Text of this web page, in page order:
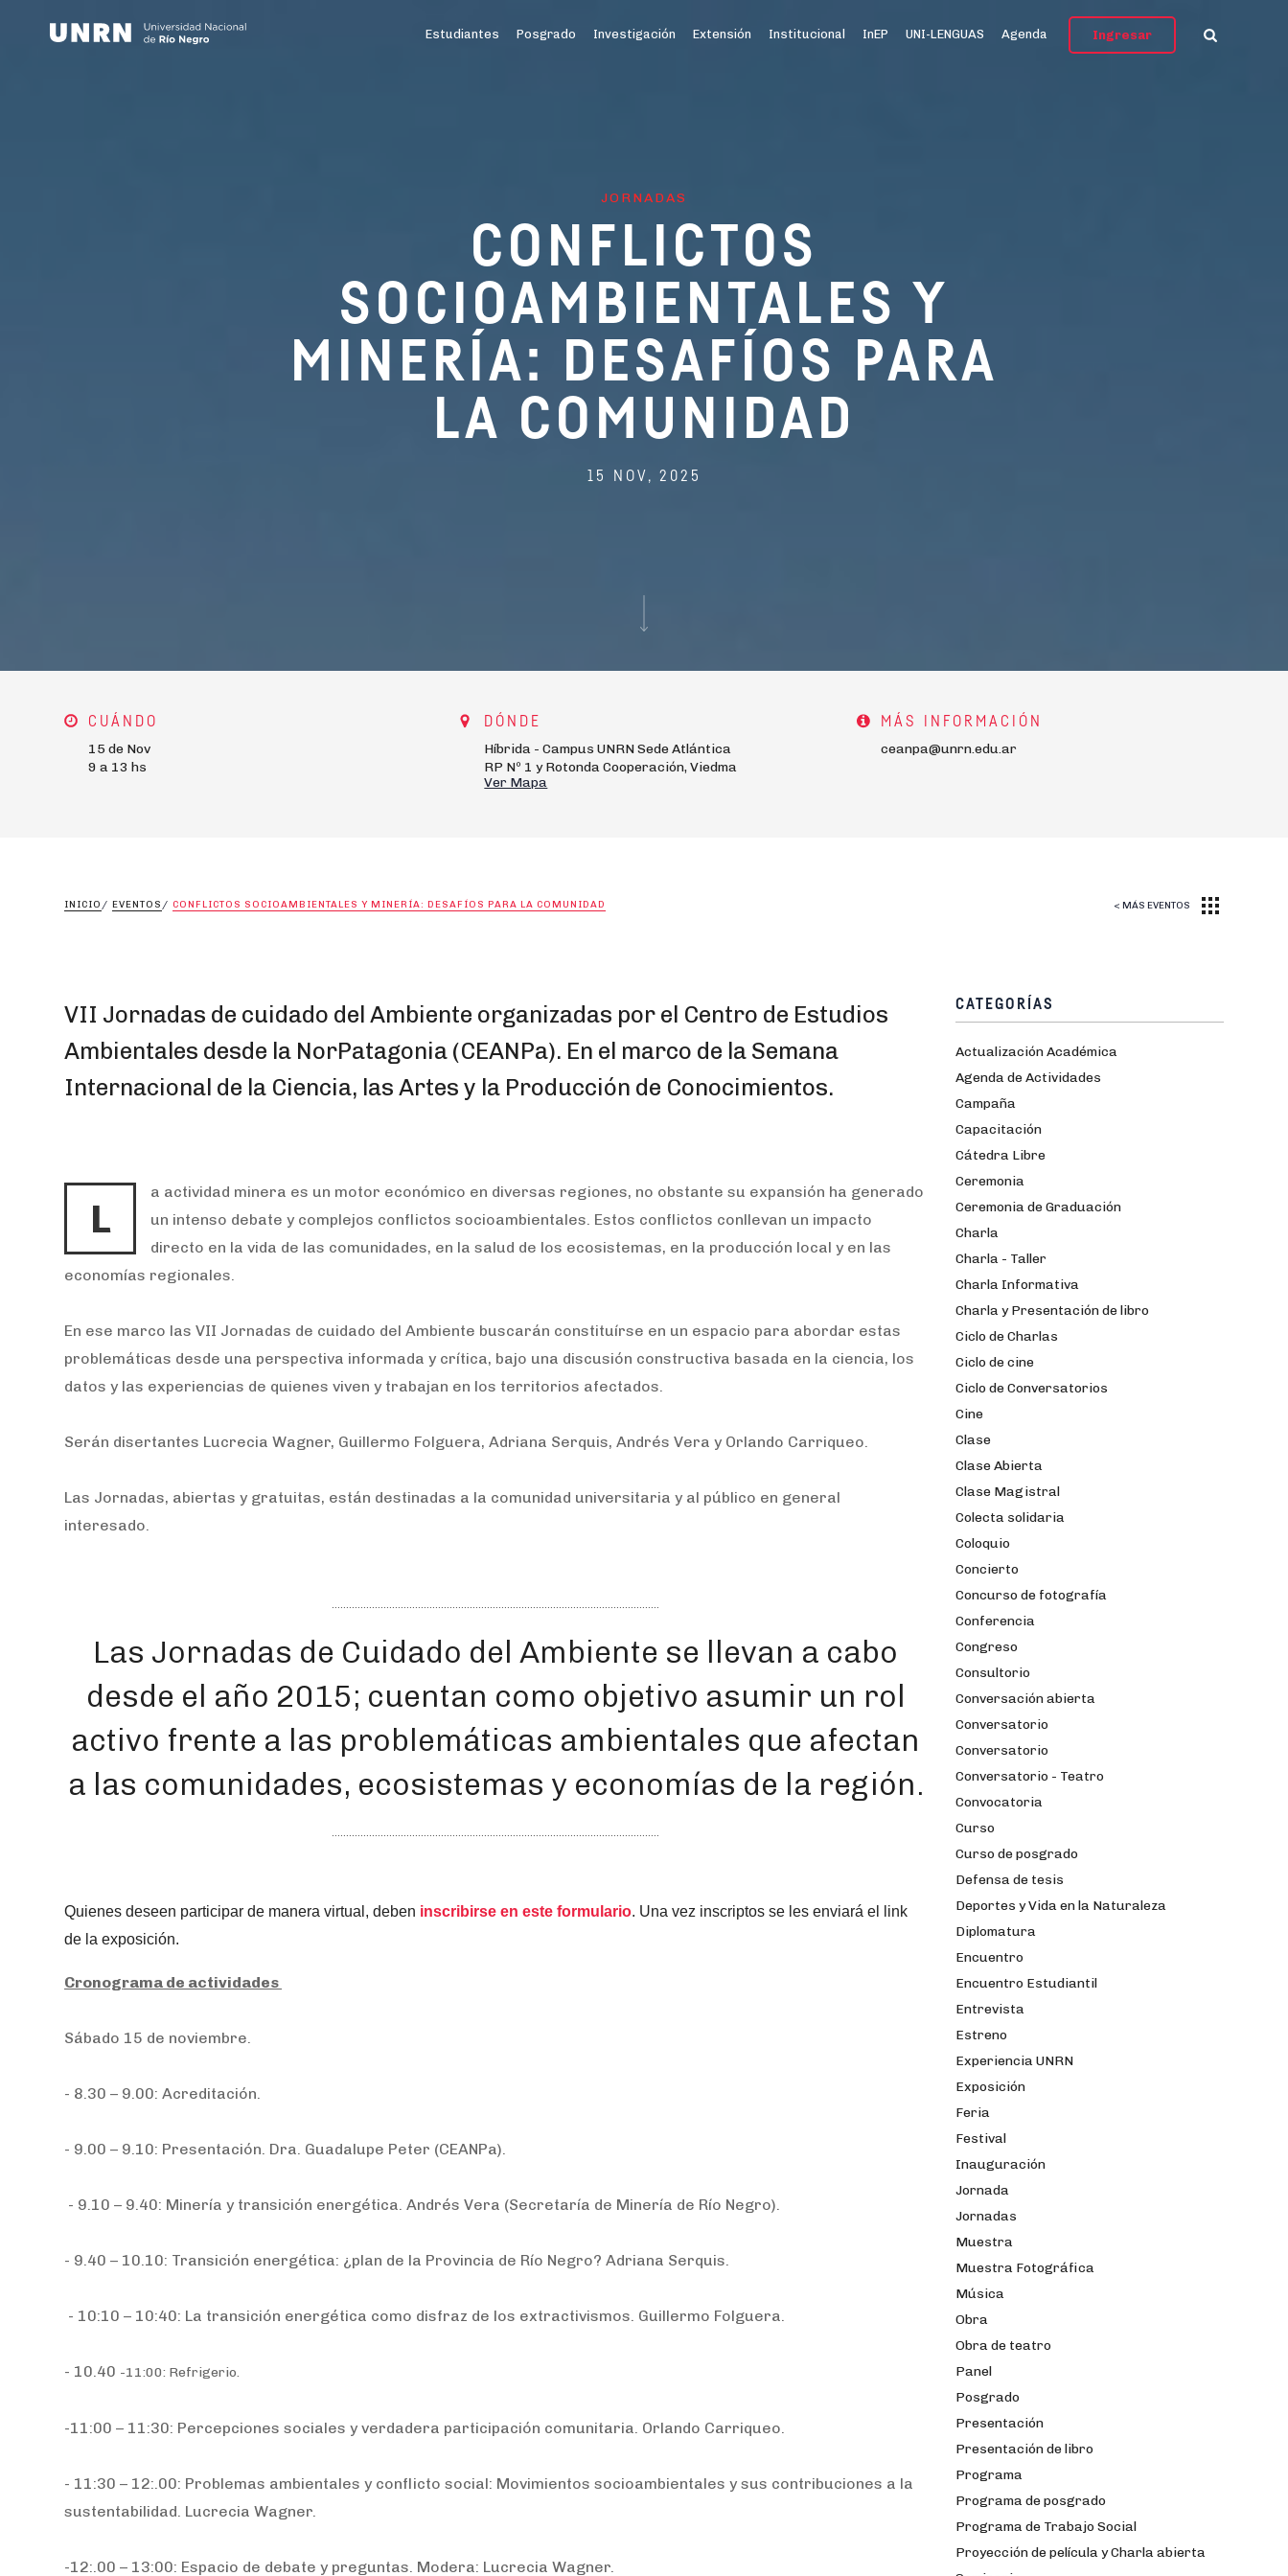
Estudiantes Posgrado Investigación Extensión Institucional InEP UNI-LENGUAS Agenda Ingresar
JORNADAS
CONFLICTOS
SOCIOAMBIENTALES Y
MINERÍA: DESAFÍOS PARA
LA COMUNIDAD
15 NOV, 2025
CUÁNDO
15 de Nov
9 a 13 hs
DÓNDE
Híbrida - Campus UNRN Sede Atlántica
RP Nº 1 y Rotonda Cooperación, Viedma
Ver Mapa
MÁS INFORMACIÓN
ceanpa@unrn.edu.ar
INICIO / EVENTOS / CONFLICTOS SOCIOAMBIENTALES Y MINERÍA: DESAFÍOS PARA LA COMUNIDAD < MÁS EVENTOS
VII Jornadas de cuidado del Ambiente organizadas por el Centro de Estudios
Ambientales desde la NorPatagonia (CEANPa). En el marco de la Semana
Internacional de la Ciencia, las Artes y la Producción de Conocimientos.
L
a actividad minera es un motor económico en diversas regiones, no obstante su expansión ha generado
un intenso debate y complejos conflictos socioambientales. Estos conflictos conllevan un impacto
directo en la vida de las comunidades, en la salud de los ecosistemas, en la producción local y en las
economías regionales.
En ese marco las VII Jornadas de cuidado del Ambiente buscarán constituírse en un espacio para abordar estas
problemáticas desde una perspectiva informada y crítica, bajo una discusión constructiva basada en la ciencia, los
datos y las experiencias de quienes viven y trabajan en los territorios afectados.
Serán disertantes Lucrecia Wagner, Guillermo Folguera, Adriana Serquis, Andrés Vera y Orlando Carriqueo.
Las Jornadas, abiertas y gratuitas, están destinadas a la comunidad universitaria y al público en general
interesado.
Las Jornadas de Cuidado del Ambiente se llevan a cabo
desde el año 2015; cuentan como objetivo asumir un rol
activo frente a las problemáticas ambientales que afectan
a las comunidades, ecosistemas y economías de la región.
Quienes deseen participar de manera virtual, deben inscribirse en este formulario. Una vez inscriptos se les enviará el link
de la exposición.
Cronograma de actividades
Sábado 15 de noviembre.
- 8.30 – 9.00: Acreditación.
- 9.00 – 9.10: Presentación. Dra. Guadalupe Peter (CEANPa).
- 9.10 – 9.40: Minería y transición energética. Andrés Vera (Secretaría de Minería de Río Negro).
- 9.40 – 10.10: Transición energética: ¿plan de la Provincia de Río Negro? Adriana Serquis.
- 10:10 – 10:40: La transición energética como disfraz de los extractivismos. Guillermo Folguera.
- 10.40 -11:00: Refrigerio.
-11:00 – 11:30: Percepciones sociales y verdadera participación comunitaria. Orlando Carriqueo.
- 11:30 – 12:.00: Problemas ambientales y conflicto social: Movimientos socioambientales y sus contribuciones a la
sustentabilidad. Lucrecia Wagner.
-12:.00 – 13:00: Espacio de debate y preguntas. Modera: Lucrecia Wagner.
CATEGORÍAS
Actualización Académica
Agenda de Actividades
Campaña
Capacitación
Cátedra Libre
Ceremonia
Ceremonia de Graduación
Charla
Charla - Taller
Charla Informativa
Charla y Presentación de libro
Ciclo de Charlas
Ciclo de cine
Ciclo de Conversatorios
Cine
Clase
Clase Abierta
Clase Magistral
Colecta solidaria
Coloquio
Concierto
Concurso de fotografía
Conferencia
Congreso
Consultorio
Conversación abierta
Conversatorio
Conversatorio
Conversatorio - Teatro
Convocatoria
Curso
Curso de posgrado
Defensa de tesis
Deportes y Vida en la Naturaleza
Diplomatura
Encuentro
Encuentro Estudiantil
Entrevista
Estreno
Experiencia UNRN
Exposición
Feria
Festival
Inauguración
Jornada
Jornadas
Muestra
Muestra Fotográfica
Música
Obra
Obra de teatro
Panel
Posgrado
Presentación
Presentación de libro
Programa
Programa de posgrado
Programa de Trabajo Social
Proyección de película y Charla abierta